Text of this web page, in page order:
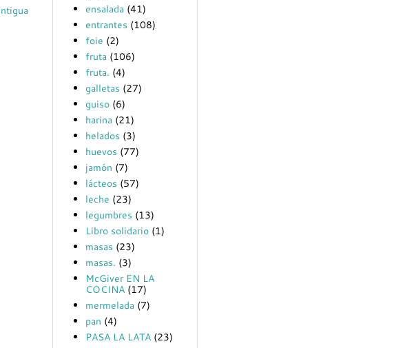
ensalada (41)
entrantes (108)
foie (2)
fruta (106)
fruta. (4)
galletas (27)
guiso (6)
harina (21)
helados (3)
huevos (77)
jamón (7)
lácteos (57)
leche (23)
legumbres (13)
Libro solidario (1)
masas (23)
masas. (3)
McGiver EN LA
COCINA (17)
mermelada (7)
pan (4)
PASA LA LATA (23)